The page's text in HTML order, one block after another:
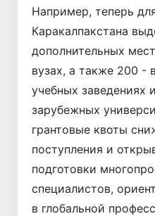
Например, теперь
Каракалпакстана
дополнительных
вузах, а также 200 -
учебных заведениях
зарубежных
грантовые квоты
поступления и
подготовки
специалистов,
в глобальной